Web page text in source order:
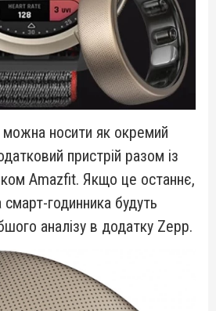
носити як окремий
пристрій разом із
Amazfit. Якщо це останнє,
смарт-годинника будуть
аналізу в додатку Zepp.